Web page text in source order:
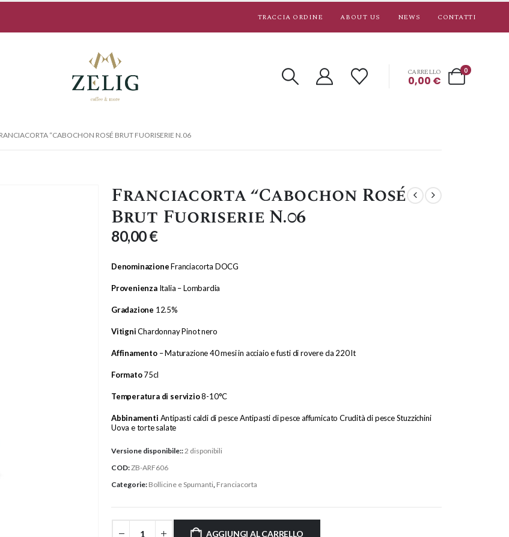
TRACCIA ORDINE ABOUT US NEWS CONTATTI
0
CARRELLO
0,00 €
“CABOCHON ROSÉ BRUT FUORISERIE N.06
Franciacorta “Cabochon Rosé
Brut Fuoriserie N.06
80,00€
DenominazioneFranciacorta DOCG
ProvenienzaItalia – Lombardia
Gradazione 12.5%
VitigniChardonnay Pinot nero
Affinamento– Maturazione 40 mesi in acciaio e fusti di rovere da 220 lt
Formato75cl
Temperatura di servizio8-10°C
Abbinamenti Antipasti caldi di pesce Antipasti di pesce affumicato Crudità di pesce Stuzzichini
Uova e torte salate
Versione disponibile::2 disponibili
COD:ZB-ARF606
Categorie: Bollicine e Spumanti Franciacorta
AGGIUNGI AL CARRELLO